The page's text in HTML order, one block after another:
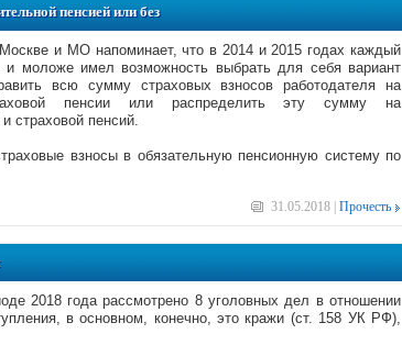
пенсией или без
и МО напоминает, что в 2014 и 2015 годах каждый
и моложе имел возможность выбрать для себя вариант
всю сумму страховых взносов работодателя на
пенсии или распределить эту сумму на
страховой пенсий.
взносы в обязательную пенсионную систему по
31.05.2018 | Прочесть
2018 года рассмотрено 8 уголовных дел в отношении
в основном, конечно, это кражи (ст. 158 УК РФ),